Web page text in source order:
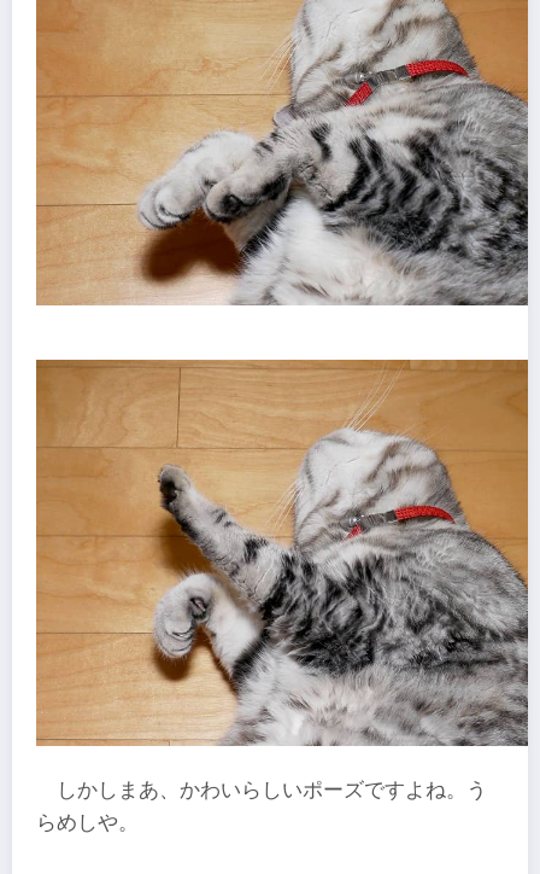
しかしまあ、かわいらしいポーズですよね。う
らめしや。